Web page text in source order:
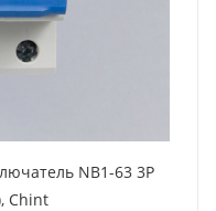
NB1-63 3P
Chint